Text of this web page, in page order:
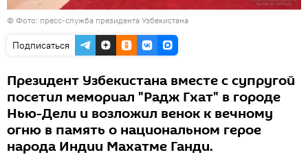
© Фото: пресс-служба президента Узбекистана
Подписаться
Президент Узбекистана вместе с супругой
посетил мемориал "Радж Гхат" в городе
Нью-Дели и возложил венок к вечному
огню в память о национальном герое
народа Индии Махатме Ганди.